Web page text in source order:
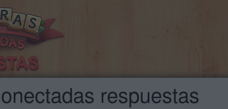
respuestas